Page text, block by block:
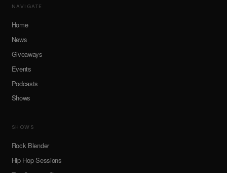
NAVIGATE
Home
News
Giveaways
Events
Podcasts
Shows
SHOWS
Rock Blender
Hip Hop Sessions